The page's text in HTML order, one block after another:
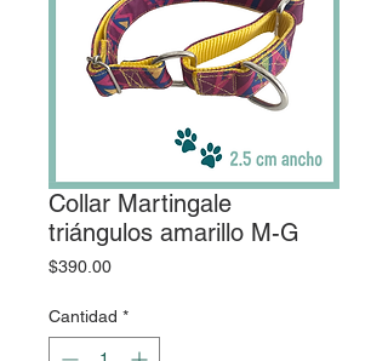
Collar Martingale
triángulos amarillo M-G
$390.00Precio
Cantidad *